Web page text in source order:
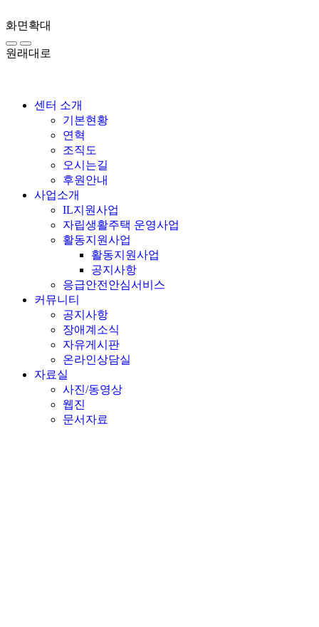
화면확대
원래대로
센터 소개
기본현황
연혁
조직도
오시는길
후원안내
사업소개
IL지원사업
자립생활주택 운영사업
활동지원사업
활동지원사업
공지사항
응급안전안심서비스
커뮤니티
공지사항
장애계소식
자유게시판
온라인상담실
자료실
사진/동영상
웹진
문서자료